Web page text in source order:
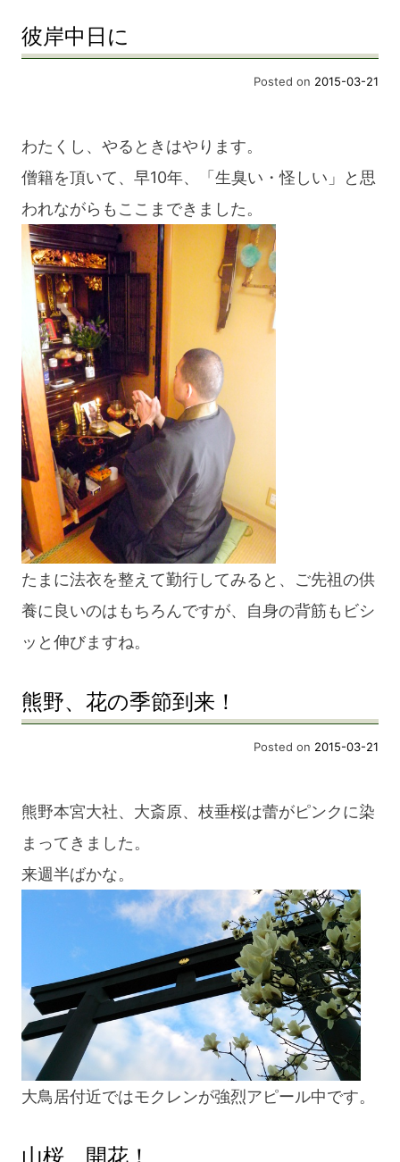
彼岸中日に
Posted on 2015-03-21
わたくし、やるときはやります。
僧籍を頂いて、早10年、「生臭い・怪しい」と思
われながらもここまできました。
たまに法衣を整えて勤行してみると、ご先祖の供
養に良いのはもちろんですが、自身の背筋もビシ
ッと伸びますね。
熊野、花の季節到来！
Posted on 2015-03-21
熊野本宮大社、大斎原、枝垂桜は蕾がピンクに染
まってきました。
来週半ばかな。
大鳥居付近ではモクレンが強烈アピール中です。
山桜、開花！